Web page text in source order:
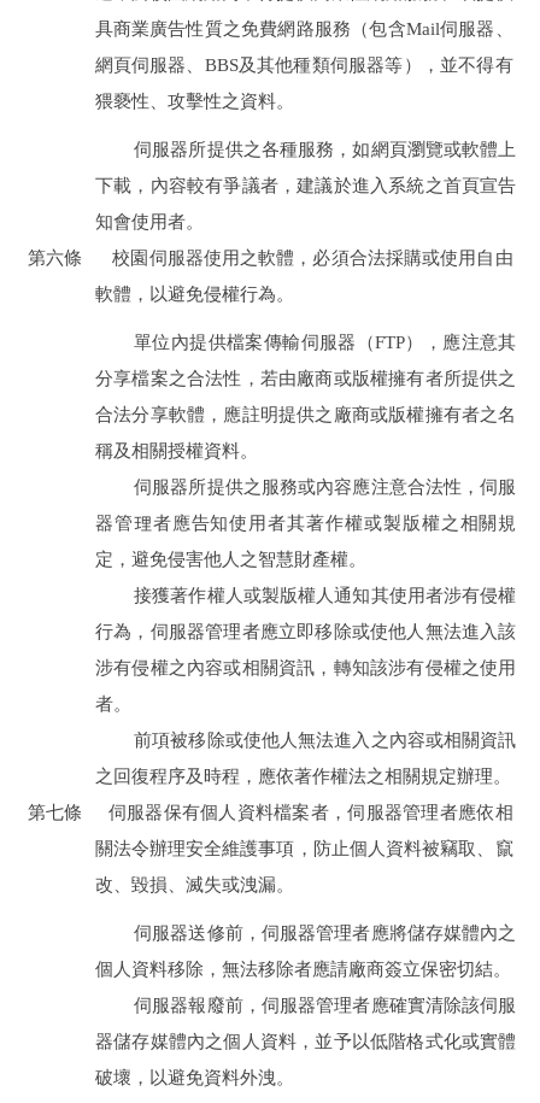
具商業廣告性質之免費網路服務（包含Mail伺服器、
網頁伺服器、BBS及其他種類伺服器等），並不得有
猥褻性、攻擊性之資料。
伺服器所提供之各種服務，如網頁瀏覽或軟體上
下載，內容較有爭議者，建議於進入系統之首頁宣告
知會使用者。
第六條
校園伺服器使用之軟體，必須合法採購或使用自由
軟體，以避免侵權行為。
單位內提供檔案傳輸伺服器（FTP），應注意其
分享檔案之合法性，若由廠商或版權擁有者所提供之
合法分享軟體，應註明提供之廠商或版權擁有者之名
稱及相關授權資料。
伺服器所提供之服務或內容應注意合法性，伺服
器管理者應告知使用者其著作權或製版權之相關規
定，避免侵害他人之智慧財產權。
接獲著作權人或製版權人通知其使用者涉有侵權
行為，伺服器管理者應立即移除或使他人無法進入該
涉有侵權之內容或相關資訊，轉知該涉有侵權之使用
者。
前項被移除或使他人無法進入之內容或相關資訊
之回復程序及時程，應依著作權法之相關規定辦理。
第七條
伺服器保有個人資料檔案者，伺服器管理者應依相
關法令辦理安全維護事項，防止個人資料被竊取、竄
改、毀損、滅失或洩漏。
伺服器送修前，伺服器管理者應將儲存媒體內之
個人資料移除，無法移除者應請廠商簽立保密切結。
伺服器報廢前，伺服器管理者應確實清除該伺服
器儲存媒體內之個人資料，並予以低階格式化或實體
破壞，以避免資料外洩。